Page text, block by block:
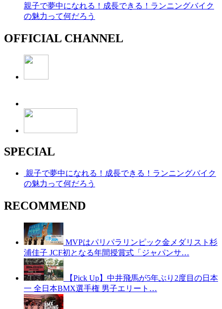
親子で夢中になれる！成長できる！ランニングバイク
の魅力って何だろう
OFFICIAL CHANNEL
SPECIAL
親子で夢中になれる！成長できる！ランニングバイク
の魅力って何だろう
RECOMMEND
MVPはパリパラリンピック金メダリスト杉
浦佳子 JCF初となる年間授賞式「ジャパンサ…
【Pick Up】中井飛馬が5年ぶり2度目の日本
一 全日本BMX選手権 男子エリート…